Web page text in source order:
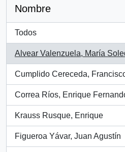
Nombre
Todos
Alvear Valenzuela, María
, 24 resultados
Cumplido Cereceda,
, 14 resultados
Correa Ríos, Enrique
, 13 resultados
Krauss Rusque, Enrique
, 12 resultados
Figueroa Yávar, Juan Agustín
, 11 resultados